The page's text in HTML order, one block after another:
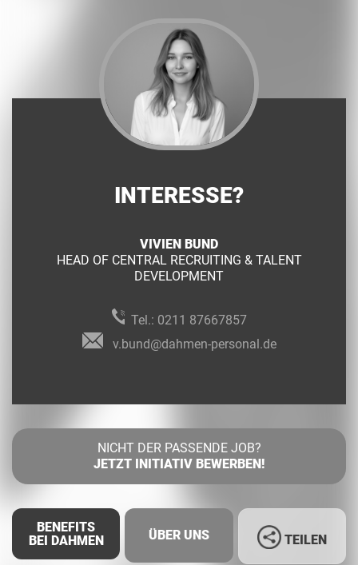
INTERESSE?
VIVIEN BUND
HEAD OF CENTRAL RECRUITING & TALENT
DEVELOPMENT
Tel.: 0211 87667857
v.bund@dahmen-personal.de
NICHT DER PASSENDE JOB?
JETZT INITIATIV BEWERBEN!
BENEFITS
BEI DAHMEN
ÜBER UNS TEILEN